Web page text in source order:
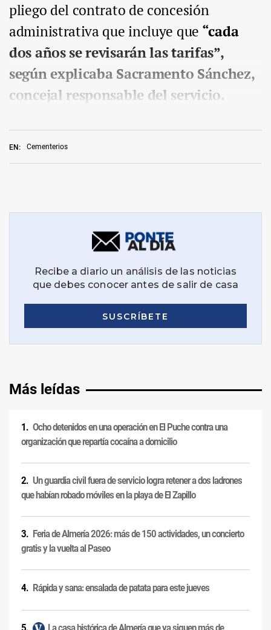
EN: Cementerios
pliego del contrato de concesión
administrativa que incluye que “cada
dos años se revisarán las tarifas”,
según explicaba Sacramento Sánchez,
concejal responsable del servicio.
Más leídas
Ocho detenidos en una operación en El Puche contra una
organización que repartía cocaína a domicilio
Un guardia civil fuera de servicio logra retener a dos ladrones
que habían robado móviles en la playa de El Zapillo
Feria de Almería 2026: más de 150 actividades, un concierto
gratis y la vuelta al Paseo
Rápida y sana: ensalada de patata para este jueves